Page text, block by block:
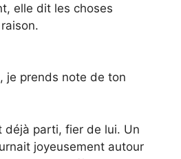
elle dit les choses
je prends note de ton
déjà parti, fier de lui. Un
joyeusement autour